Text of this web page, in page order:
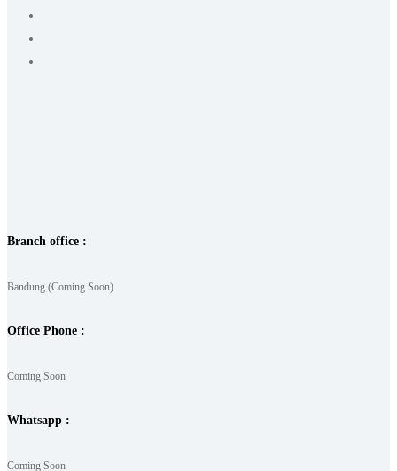
Branch office :
Bandung (Coming Soon)
Office Phone :
Coming Soon
Whatsapp :
Coming Soon